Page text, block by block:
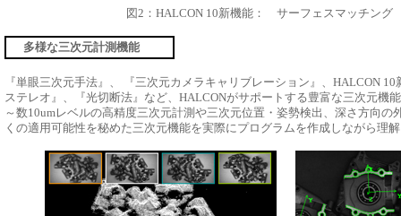
図2：HALCON 10新機能： サーフェスマッチング
多様な三次元計測機能
『単眼三次元手法』、 『三次元カメラキャリブレーション』、HALCON
ステレオ』、『光切断法』など、HALCONがサポートする豊富な三次元機
～数10umレベルの高精度三次元計測や三次元位置・姿勢検出、深さ方向の
くの適用可能性を秘めた三次元機能を実際にプログラムを作成しながら理